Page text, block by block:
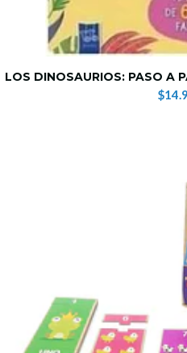
LOS DINOSAURIOS: PASO A